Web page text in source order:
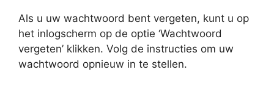
Als u uw wachtwoord bent vergeten, kunt u op
het inlogscherm op de optie ‘Wachtwoord
vergeten’ klikken. Volg de instructies om uw
wachtwoord opnieuw in te stellen.